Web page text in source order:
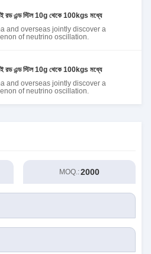
রড এন্ড স্টিল 10g থেকে 100kgs মধ্যে
and overseas jointly discover a
of neutrino oscillation.
রড এন্ড স্টিল 10g থেকে 100kgs মধ্যে
and overseas jointly discover a
of neutrino oscillation.
MOQ.:2000